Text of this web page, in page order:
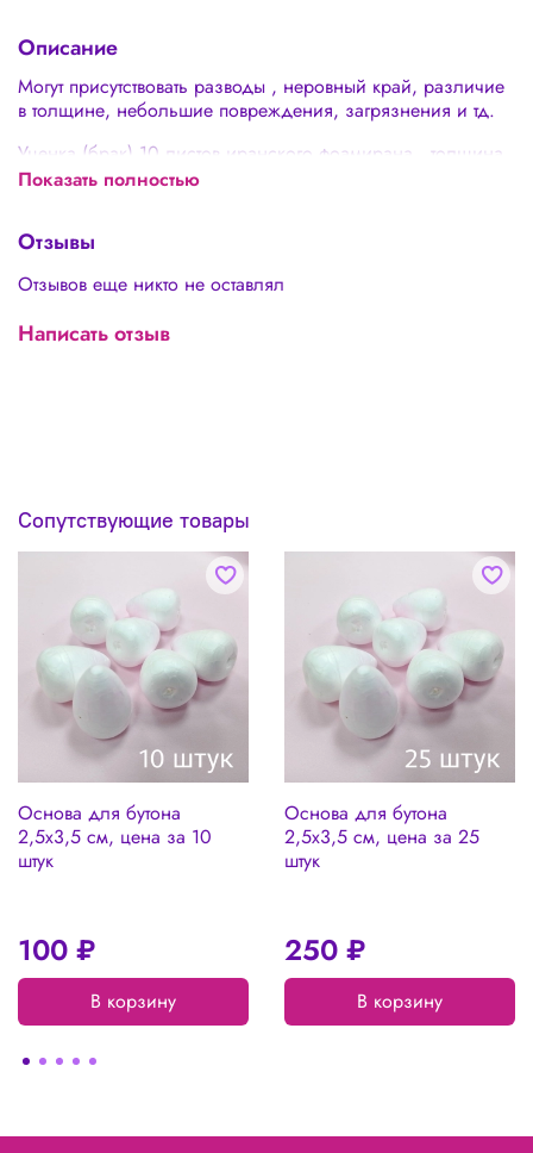
Описание
Могут присутствовать разводы , неровный край, различие
в толщине, небольшие повреждения, загрязнения и тд.
Уценка (брак) 10 листов иранского фоамирана , толщина
1 мм, 60х70см
Показать полностью
Отзывы
Отзывов еще никто не оставлял
Написать отзыв
Сопутствующие товары
Основа для бутона
2,5х3,5 см, цена за 10
штук
100 ₽
В корзину
Основа для бутона
2,5х3,5 см, цена за 25
штук
250 ₽
В корзину